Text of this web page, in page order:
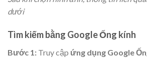
dưới
Tìm kiếm bằng Google Ống kính
Bước 1: Truy cập ứng dụng Google